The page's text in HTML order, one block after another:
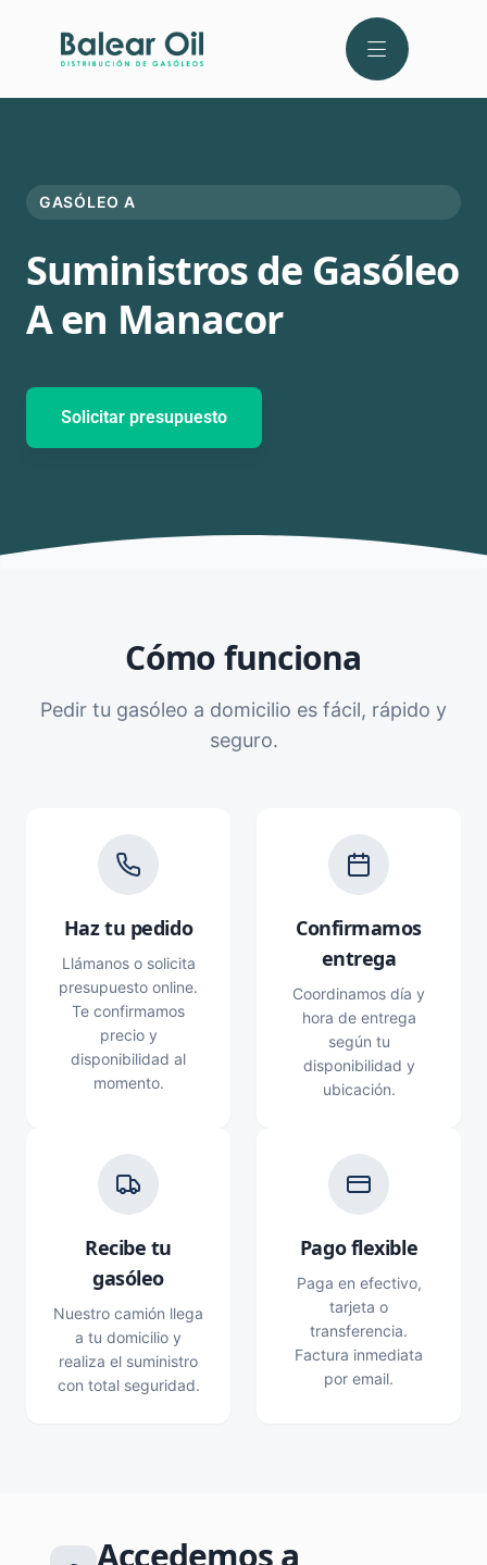
GASÓLEO A
Suministros de Gasóleo
A en Manacor
Solicitar presupuesto
Cómo funciona
Pedir tu gasóleo a domicilio es fácil, rápido y
seguro.
Haz tu pedido
Llámanos o solicita
presupuesto online.
Te confirmamos
precio y
disponibilidad al
momento.
Confirmamos
entrega
Coordinamos día y
hora de entrega
según tu
disponibilidad y
ubicación.
Recibe tu
gasóleo
Nuestro camión llega
a tu domicilio y
realiza el suministro
con total seguridad.
Pago flexible
Paga en efectivo,
tarjeta o
transferencia.
Factura inmediata
por email.
Accedemos a